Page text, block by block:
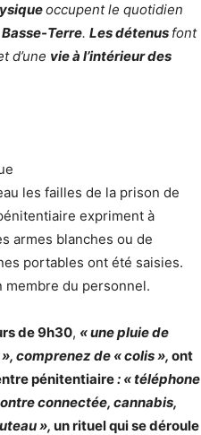
occupent le quotidien
Terre. Les détenus font
d’une vie à l’intérieur des
les failles de la prison de
expriment à
armes blanches ou de
portables ont été saisies.
membre du personnel.
de 9h30, « une pluie de
comprenez de « colis », ont
pénitentiaire: « téléphone
connectée, cannabis,
», un rituel qui se déroule